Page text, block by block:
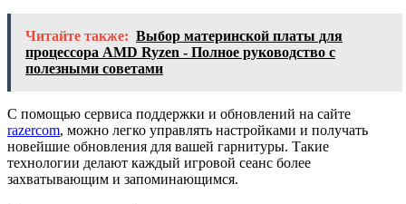
Читайте также: Выбор материнской платы для
процессора AMD Ryzen - Полное руководство с
полезными советами
С помощью сервиса поддержки и обновлений на сайте
razercom, можно легко управлять настройками и получать
новейшие обновления для вашей гарнитуры. Такие
технологии делают каждый игровой сеанс более
захватывающим и запоминающимся.